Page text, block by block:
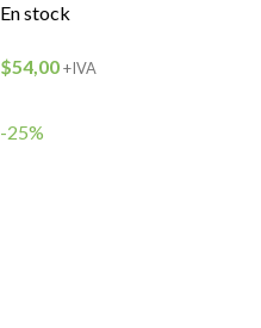
En stock
$54,00+IVA
-25%